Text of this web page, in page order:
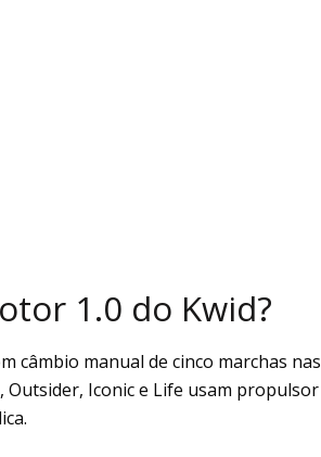
1.0 do Kwid?
câmbio manual de cinco marchas nas
Outsider, Iconic e Life usam propulsor